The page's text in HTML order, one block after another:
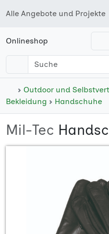
Alle Angebote und Projekte
Onlineshop
Outdoor und
Bekleidung
Handschuhe
Mil-Tec